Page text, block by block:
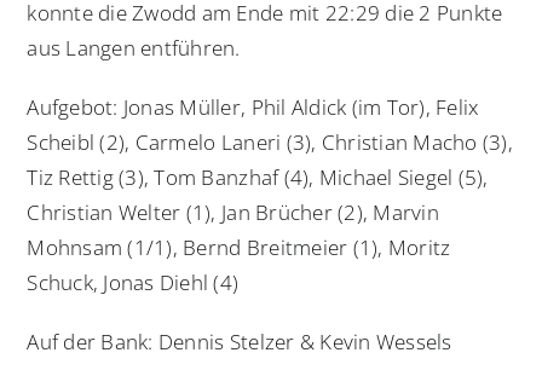
konnte die Zwodd am Ende mit 22:29 die 2 Punkte
aus Langen entführen.
Aufgebot: Jonas Müller, Phil Aldick (im Tor), Felix
Scheibl (2), Carmelo Laneri (3), Christian Macho (3),
Tiz Rettig (3), Tom Banzhaf (4), Michael Siegel (5),
Christian Welter (1), Jan Brücher (2), Marvin
Mohnsam (1/1), Bernd Breitmeier (1), Moritz
Schuck, Jonas Diehl (4)
Auf der Bank: Dennis Stelzer & Kevin Wessels